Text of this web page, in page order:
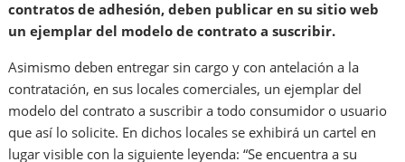
contratos de adhesión, deben publicar en su sitio web
un ejemplar del modelo de contrato a suscribir.
Asimismo deben entregar sin cargo y con antelación a la
contratación, en sus locales comerciales, un ejemplar del
modelo del contrato a suscribir a todo consumidor o usuario
que así lo solicite. En dichos locales se exhibirá un cartel en
lugar visible con la siguiente leyenda: “Se encuentra a su